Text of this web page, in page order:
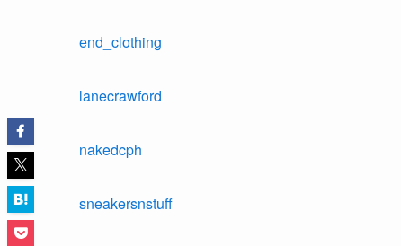
end_clothing
lanecrawford
nakedcph
sneakersnstuff